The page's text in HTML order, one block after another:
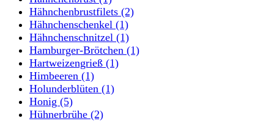
Hähnchenbrustfilets (2)
Hähnchenschenkel (1)
Hähnchenschnitzel (1)
Hamburger-Brötchen (1)
Hartweizengrieß (1)
Himbeeren (1)
Holunderblüten (1)
Honig (5)
Hühnerbrühe (2)